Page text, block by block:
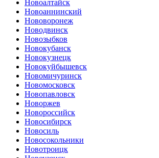
Новоалтайск
Новоаннинский
Нововоронеж
Новодвинск
Новозыбков
Новокубанск
Новокузнецк
Новокуйбышевск
Новомичуринск
Новомосковск
Новопавловск
Новоржев
Новороссийск
Новосибирск
Новосиль
Новосокольники
Новотроицк